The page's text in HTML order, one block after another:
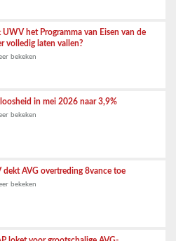
UWV het Programma van Eisen van de
volledig laten vallen?
bekeken
in mei 2026 naar 3,9%
bekeken
dekt AVG overtreding 8vance toe
bekeken